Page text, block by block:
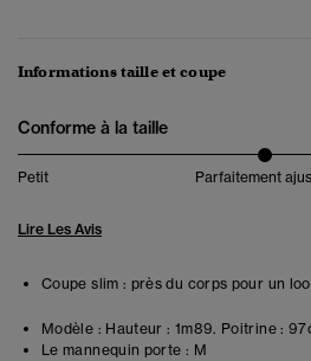
Informations taille et coupe
Conforme à la taille
Petit Parfaitement
Lire Les Avis
Coupe slim : près du corps pour un
Modèle : Hauteur : 1m89. Poitrine :
Le mannequin porte : M